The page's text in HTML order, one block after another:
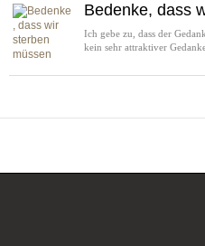
Bedenke, dass
Ich gebe zu, dass der
kein sehr attraktiver